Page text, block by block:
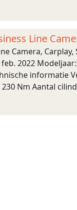
Line
Camera,
2022
informatie
Nm Aantal